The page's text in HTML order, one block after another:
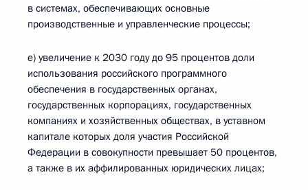
в системах, обеспечивающих основные
производственные и управленческие процессы;
е) увеличение к 2030 году до 95 процентов доли
использования российского программного
обеспечения в государственных органах,
государственных корпорациях, государственных
компаниях и хозяйственных обществах, в уставном
капитале которых доля участия Российской
Федерации в совокупности превышает 50 процентов,
а также в их аффилированных юридических лицах;